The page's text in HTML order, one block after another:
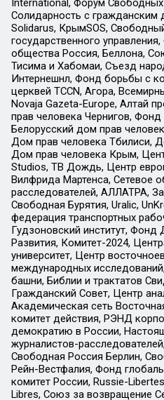
International, Форум
Солидарность с гражданским
Solidarus, КрымSOS,
государственного
общества Россия, Беллона,
Тисима и Хабомаи, Съезд
Интернешнл, Фонд борьбы с
церквей TCCN, Агора,
Novaja Gazeta-Europe, Алтай
прав человека Чернигов,
Белорусский дом прав
Дом прав человека Тбилиси,
Дом прав человека Крым,
Studios, ТВ Дождь, Центр
Вилфрида Мартенса, Сетевое
расследователей, АЛЛАТРА,
Свободная Бурятия, Uralic,
федерация транспортных
Гудзоновский институт, Фонд
Развития, Комитет-2024,
университет, Центр
международных
башни, Библии и трактатов
Гражданский Совет, Центр
Академическая сеть
комитет действия, РЭНД
демократию в России,
журналистов-
Свободная Россия Берлин,
Рейн-Вестфалия, Фонд
комитет России, Russie-
Libres, Союз за возвращение